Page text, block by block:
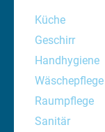
Küche
Geschirr
Handhygiene
Wäschepflege
Raumpflege
Sanitär